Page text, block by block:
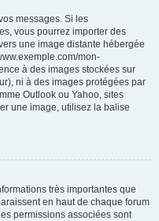
messages. Si les
vous pourrez importer des
une image distante hébergée
mon-
à des images stockées sur
ni à des images protégées par
Outlook ou Yahoo, sites
une image, utilisez la balise
très importantes que
en haut de chaque forum
permissions associées sont